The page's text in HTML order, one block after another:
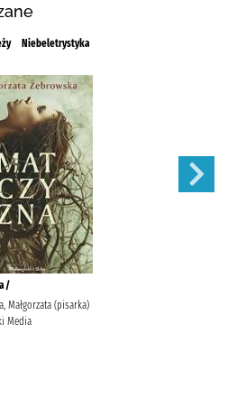
Niebeletrystyka
/
Małgorzata (pisarka)
Media